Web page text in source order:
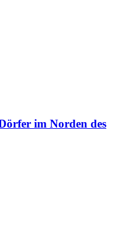
im Norden des